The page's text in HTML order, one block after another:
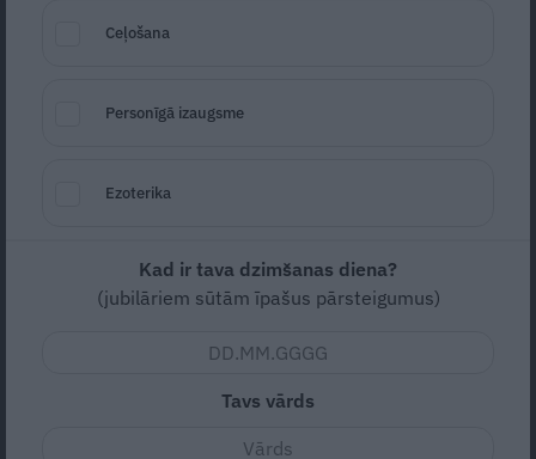
Šķiet, Liepāja mani pieņēma
viņš spēj piedot
Ceļošana
Personīgā izaugsme
Ezoterika
Kad ir tava dzimšanas diena?
(jubilāriem sūtām īpašus pārsteigumus)
Tavs vārds